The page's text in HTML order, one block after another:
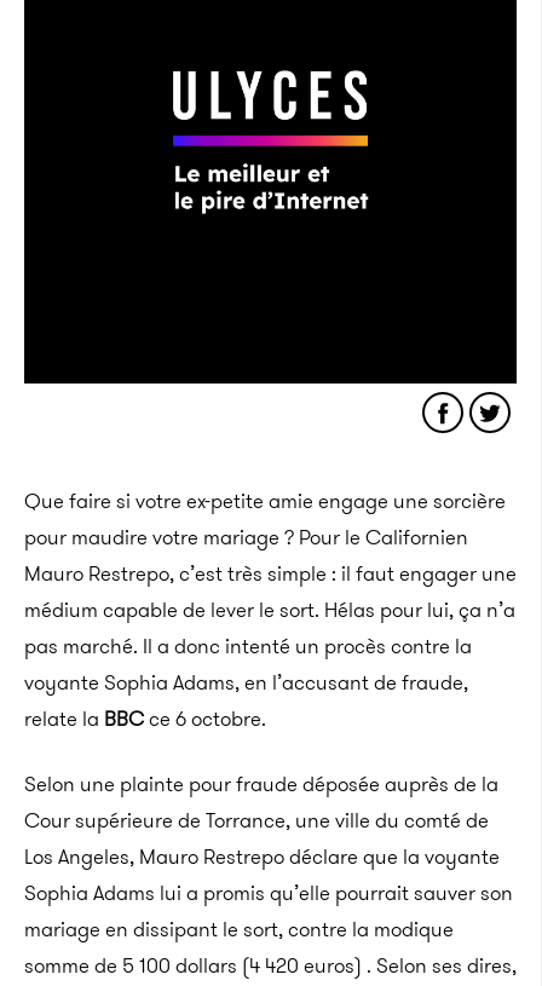
Que faire si votre ex-petite amie engage une sorcière
pour maudire votre mariage ? Pour le Californien
Mauro Restrepo, c’est très simple : il faut engager une
médium capable de lever le sort. Hélas pour lui, ça n’a
pas marché. Il a donc intenté un procès contre la
voyante Sophia Adams, en l’accusant de fraude,
relate la BBCce 6 octobre.
Selon une plainte pour fraude déposée auprès de la
Cour supérieure de Torrance, une ville du comté de
Los Angeles, Mauro Restrepodéclare que la voyante
Sophia Adams lui a promis qu’elle pourrait sauver son
mariage en dissipant le sort, contre la modique
somme de 5 100 dollars (4 420 euros) . Selon ses dires,